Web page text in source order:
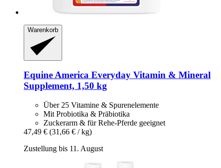
Warenkorb
Equine America Everyday Vitamin & Mineral
Supplement, 1,50 kg
Über 25 Vitamine & Spurenelemente
Mit Probiotika & Präbiotika
Zuckerarm & für Rehe-Pferde geeignet
47,49 € (31,66 € / kg)
Zustellung bis 11. August